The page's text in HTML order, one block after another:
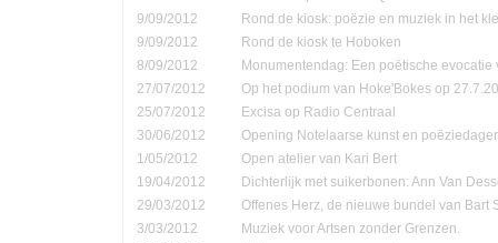
9/09/2012
Rond de kiosk: poëzie en muziek in het
9/09/2012
Rond de kiosk te Hoboken
8/09/2012
Monumentendag: Een poëtische evocatie
27/07/2012
Op het podium van Hoke'Bokes op
25/07/2012
Excisa op Radio Centraal
30/06/2012
Opening Notelaarse kunst en
1/05/2012
Open atelier van Kari Bert
19/04/2012
Dichterlijk met suikerbonen: Ann Van
29/03/2012
Offenes Herz, de nieuwe bundel van Bart
3/03/2012
Muziek voor Artsen zonder Grenzen.